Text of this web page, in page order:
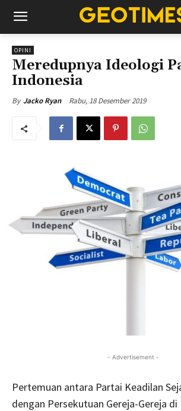
OPINI
Meredupnya Ideologi
Indonesia
By Jacko Ryan Rabu, 18 Desember 2019
- Advertisement -
Pertemuan antara Partai Keadilan
dengan Persekutuan Gereja-Gereja di